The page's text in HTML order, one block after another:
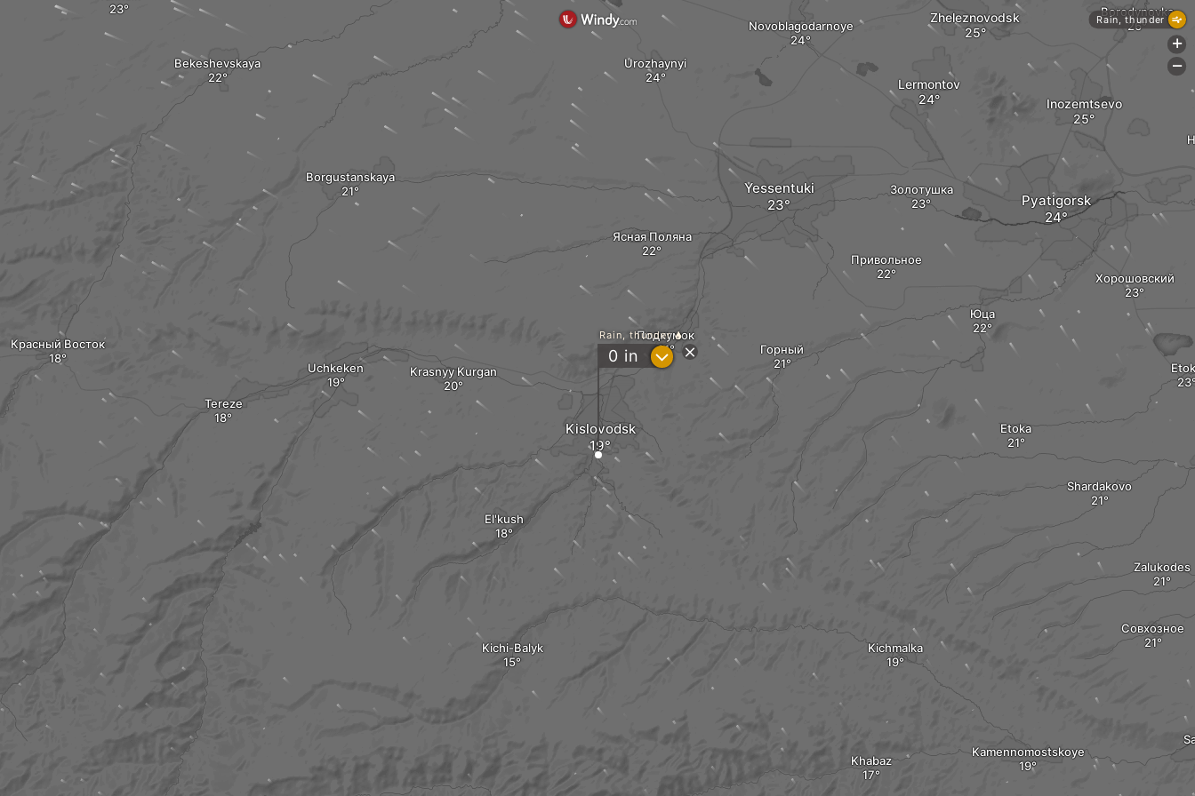
Krasnyy Kurgan
El'kush
Kislovodsk
Горный
Подкумок
Yessentuki
Ясная Поляна
Kichi-Balyk
Tereze
Uchkeken
Etoka
Borgustanskaya
Привольное
Золотушка
Юца
Kamennomostskoye
Kichmalka
Khabaz
Novoblagodarnoye
Urozhaynyi
Bekeshevskaya
Lermontov
Zheleznovodsk
Красный Восток
Zalukodes
Shardakovo
Хорошовский
Pyatigorsk
Совхозное
Borodynovka
Inozemtsevo
Rain, thunder
0 in ?
Rain, thunder
+
-